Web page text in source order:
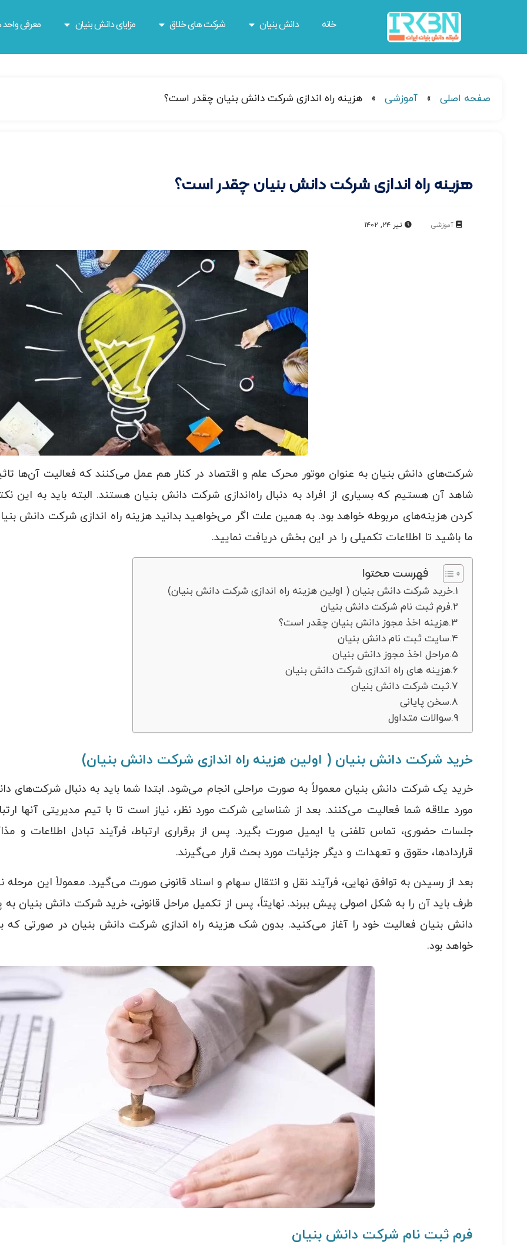
خانه دانش بنیان شرکت های خلاق مزایای دانش بنیان معرفی واحد
صفحه اصلی » آموزشی » هزینه راه اندازی شرکت دانش بنیان چقدر است؟
هزینه راه اندازی شرکت دانش بنیان چقدر است؟
آموزشی تیر ۲۴, ۱۴۰۲
شرکت‌های دانش بنیان به عنوان موتور محرک علم و اقتصاد در کنار هم عمل می‌کنند که فعالیت آن‌ها
شاهد آن هستیم که بسیاری از افراد به دنبال راه‌اندازی شرکت دانش بنیان هستند. البته باید به این
کردن هزینه‌های مربوطه خواهد بود. به همین علت اگر می‌خواهید بدانید هزینه راه اندازی شرکت دانش
ما باشید تا اطلاعات تکمیلی را در این بخش دریافت نمایید.
فهرست محتوا
خرید شرکت دانش بنیان ( اولین هزینه راه اندازی شرکت دانش بنیان)
فرم ثبت نام شرکت دانش بنیان
هزینه اخذ مجوز دانش بنیان چقدر است؟
سایت ثبت نام دانش بنیان
مراحل اخذ مجوز دانش بنیان
هزینه های راه اندازی شرکت دانش بنیان
ثبت شرکت دانش بنیان
سخن پایانی
سوالات متداول
خرید شرکت دانش بنیان ( اولین هزینه راه اندازی شرکت دانش بنیان)
خرید یک شرکت دانش بنیان معمولاً به صورت مراحلی انجام می‌شود. ابتدا شما باید به دنبال شرکت‌های
مورد علاقه شما فعالیت می‌کنند. بعد از شناسایی شرکت مورد نظر، نیاز است تا با تیم مدیریتی آنها
جلسات حضوری، تماس تلفنی یا ایمیل صورت بگیرد. پس از برقراری ارتباط، فرآیند تبادل اطلاعات و
قراردادها، حقوق و تعهدات و دیگر جزئیات مورد بحث قرار می‌گیرند.
بعد از رسیدن به توافق نهایی، فرآیند نقل و انتقال سهام و اسناد قانونی صورت می‌گیرد. معمولاً این
طرف باید آن را به شکل اصولی پیش ببرند. نهایتاً، پس از تکمیل مراحل قانونی، خرید شرکت دانش بنیان
دانش بنیان فعالیت خود را آغاز می‌کنید. بدون شک هزینه راه اندازی شرکت دانش بنیان در صورتی که
خواهد بود.
فرم ثبت نام شرکت دانش بنیان